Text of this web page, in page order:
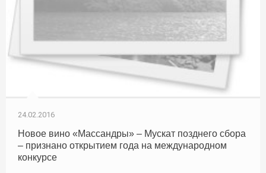
24.02.2016
Новое вино «Массандры» – Мускат позднего сбора
– признано открытием года на международном
конкурсе